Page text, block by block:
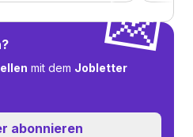
💌
mit dem Jobletter
abonnieren